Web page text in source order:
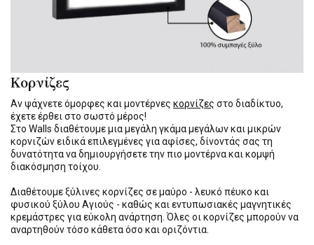
Κορνίζες
Αν ψάχνετε όμορφες και μοντέρνες κορνίζες στο διαδίκτυο,
έχετε έρθει στο σωστό μέρος!
Στο Walls διαθέτουμε μια μεγάλη γκάμα μεγάλων και μικρών
κορνιζών ειδικά επιλεγμένες για αφίσες, δίνοντάς σας τη
δυνατότητα να δημιουργήσετε την πιο μοντέρνα και κομψή
διακόσμηση τοίχου.
Διαθέτουμε ξύλινες κορνίζες σε μαύρο - λευκό πέυκο και
φυσικού ξύλου Αγιούς - καθώς και εντυπωσιακές μαγνητικές
κρεμάστρες για εύκολη ανάρτηση. Όλες οι κορνίζες μπορούν να
αναρτηθούν τόσο κάθετα όσο και οριζόντια.